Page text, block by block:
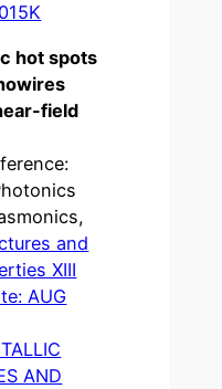
hot spots
field
and
XIII
AUG
AND